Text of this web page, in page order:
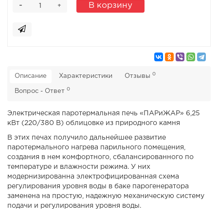
+
- В корзину
Описание Характеристики Отзывы 0
Вопрос - Ответ 0
Электрическая паротермальная печь «ПАРиЖАР» 6,25
кВт (220/380 В) облицовке из природного камня
В этих печах получило дальнейшее развитие
паротермального нагрева парильного помещения,
создания в нем комфортного, сбалансированного по
температуре и влажности режима. У них
модернизированна электрофицированная схема
регулирования уровня воды в баке парогенератора
заменена на простую, надежную механическую систему
подачи и регулирования уровня воды.